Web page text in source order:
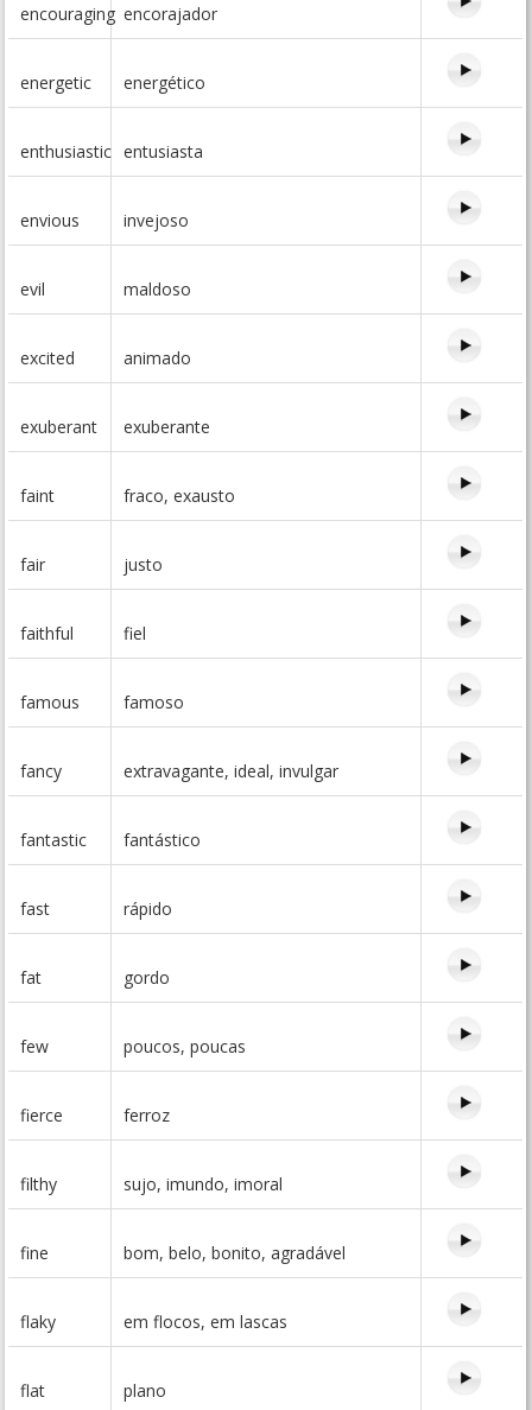
encouraging encorajador
energetic energético
enthusiastic entusiasta
envious invejoso
evil maldoso
excited animado
exuberant exuberante
faint fraco, exausto
fair justo
faithful fiel
famous famoso
fancy extravagante, ideal, invulgar
fantastic fantástico
fast rápido
fat gordo
few poucos, poucas
fierce ferroz
filthy sujo, imundo, imoral
fine bom, belo, bonito, agradável
flaky em flocos, em lascas
flat plano